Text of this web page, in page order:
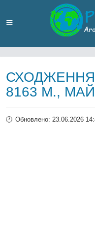
8163 М.,
Обновлено: 23.06.2026